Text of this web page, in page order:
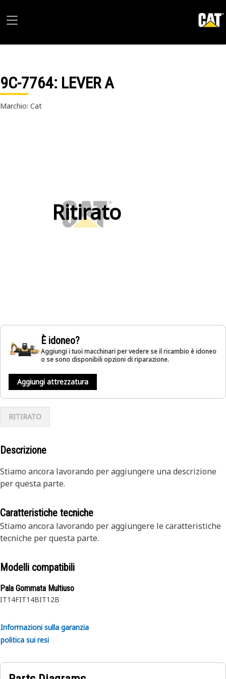
9C-7764: LEVER A
Marchio: Cat
Ritirato
È idoneo?
Aggiungi i tuoi macchinari per vedere se il ricambio è idoneo
o se sono disponibili opzioni di riparazione.
Aggiungi attrezzatura
RITIRATO
Descrizione
Stiamo ancora lavorando per aggiungere una descrizione
per questa parte.
Caratteristiche tecniche
Stiamo ancora lavorando per aggiungere le caratteristiche
tecniche per questa parte.
Modelli compatibili
Pala Gommata Multiuso
IT14FIT14BIT12B
Informazioni sulla garanzia
politica sui resi